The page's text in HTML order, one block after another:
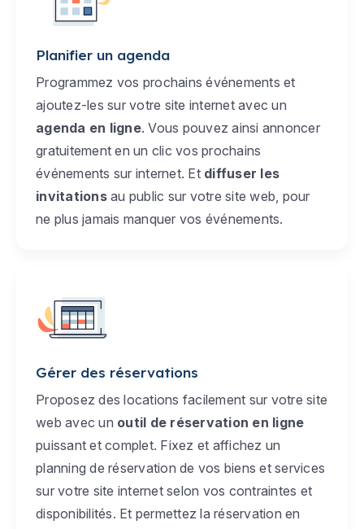
Planifier un agenda
Programmez vos prochains événements et
ajoutez-les sur votre site internet avec un
agenda en ligne. Vous pouvez ainsi annoncer
gratuitement en un clic vos prochains
événements sur internet. Et diffuser les
invitationsau public sur votre site web, pour
ne plus jamais manquer vos événements.
Gérer des réservations
Proposez des locations facilement sur votre site
web avec un outil de réservation en ligne
puissant et complet. Fixez et affichez un
planning de réservation de vos biens et services
sur votre site internet selon vos contraintes et
disponibilités. Et permettez la réservation en